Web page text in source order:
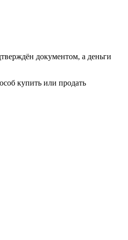
документом, а деньги
купить или продать